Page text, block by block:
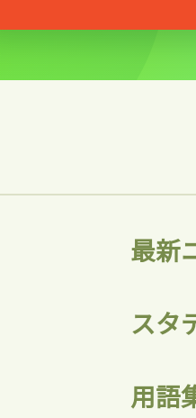
ログインが必
会員登録
最新
スタ
用語